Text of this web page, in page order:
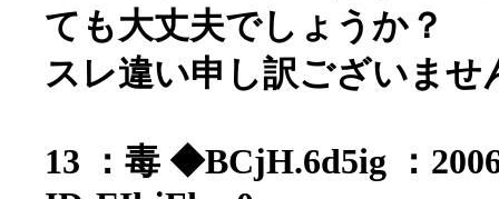
ても大丈夫でしょうか？
スレ違い申し訳ございませ
13 ：毒 ◆BCjH.6d5ig ：